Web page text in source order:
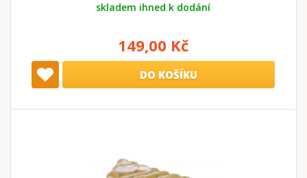
skladem ihned k dodání
149,00 Kč
DO KOŠÍKU